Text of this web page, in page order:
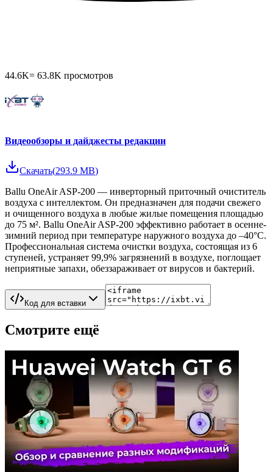
44.6K= 63.8K просмотров
Видеообзоры и дайджесты редакции
Скачать(293.9 MB)
Ballu OneAir ASP-200 — инверторный приточный очиститель
воздуха с интеллектом. Он предназначен для подачи свежего
и очищенного воздуха в любые жилые помещения площадью
до 75 м². Ballu OneAir ASP-200 эффективно работает в осенне-
зимний период при температуре наружного воздуха до –40°С.
Профессиональная система очистки воздуха, состоящая из 6
ступеней, устраняет 99,9% загрязнений в воздухе, поглощает
неприятные запахи, обеззараживает от вирусов и бактерий.
Код для вставки
Смотрите ещё